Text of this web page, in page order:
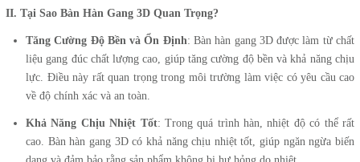
II. Tại Sao Bàn Hàn Gang 3D Quan Trọng?
Tăng Cường Độ Bền và Ổn Định: Bàn hàn gang 3D được làm từ chất
liệu gang đúc chất lượng cao, giúp tăng cường độ bền và khả năng chịu
lực. Điều này rất quan trọng trong môi trường làm việc có yêu cầu cao
về độ chính xác và an toàn.
Khả Năng Chịu Nhiệt Tốt: Trong quá trình hàn, nhiệt độ có thể rất
cao. Bàn hàn gang 3D có khả năng chịu nhiệt tốt, giúp ngăn ngừa biến